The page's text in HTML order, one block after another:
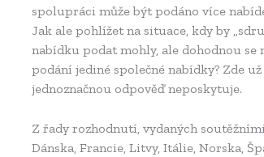
spolupráci může být podáno více
Jak ale pohlížet na situace, kdy by
nabídku podat mohly, ale dohodnou
podání jediné společné nabídky? Zde
jednoznačnou odpověď neposkytuje.
Z řady rozhodnutí, vydaných
Dánska, Francie, Litvy, Itálie, Norska,